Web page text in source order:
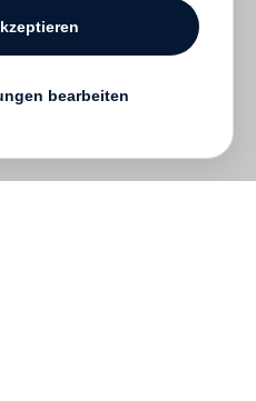
bearbeiten